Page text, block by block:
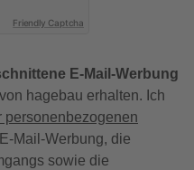
Friendly Captcha
E-Mail-Werbung
hagebau erhalten. Ich
personenbezogenen
Mail-Werbung, die
sowie die